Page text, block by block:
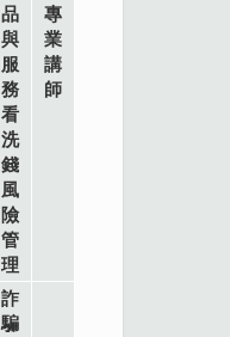
品
與
服
務
看
洗
錢
風
險
管
理
專
業
講
師
詐
騙